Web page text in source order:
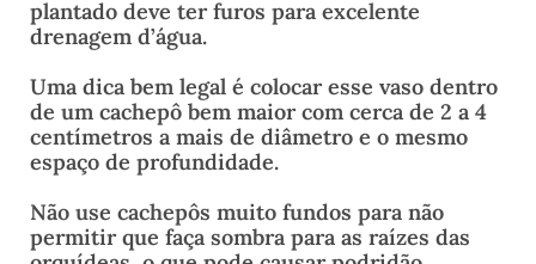
plantado deve ter furos para excelente
drenagem d’água.
Uma dica bem legal é colocar esse vaso dentro
de um cachepô bem maior com cerca de 2 a 4
centímetros a mais de diâmetro e o mesmo
espaço de profundidade.
Não use cachepôs muito fundos para não
permitir que faça sombra para as raízes das